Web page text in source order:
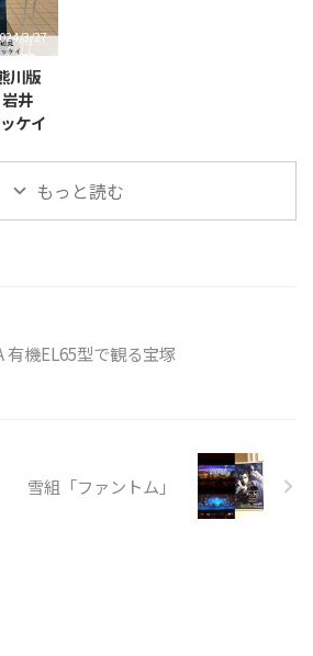
3/27
川版
井
ケイ
もっと読む
有機EL65型で観る宝塚
雪組「ファントム」